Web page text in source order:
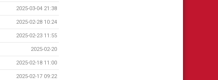
2025-03-04 21:38
2025-02-28 10:24
2025-02-23 11:55
2025-02-20
2025-02-18 11:00
2025-02-17 09:22